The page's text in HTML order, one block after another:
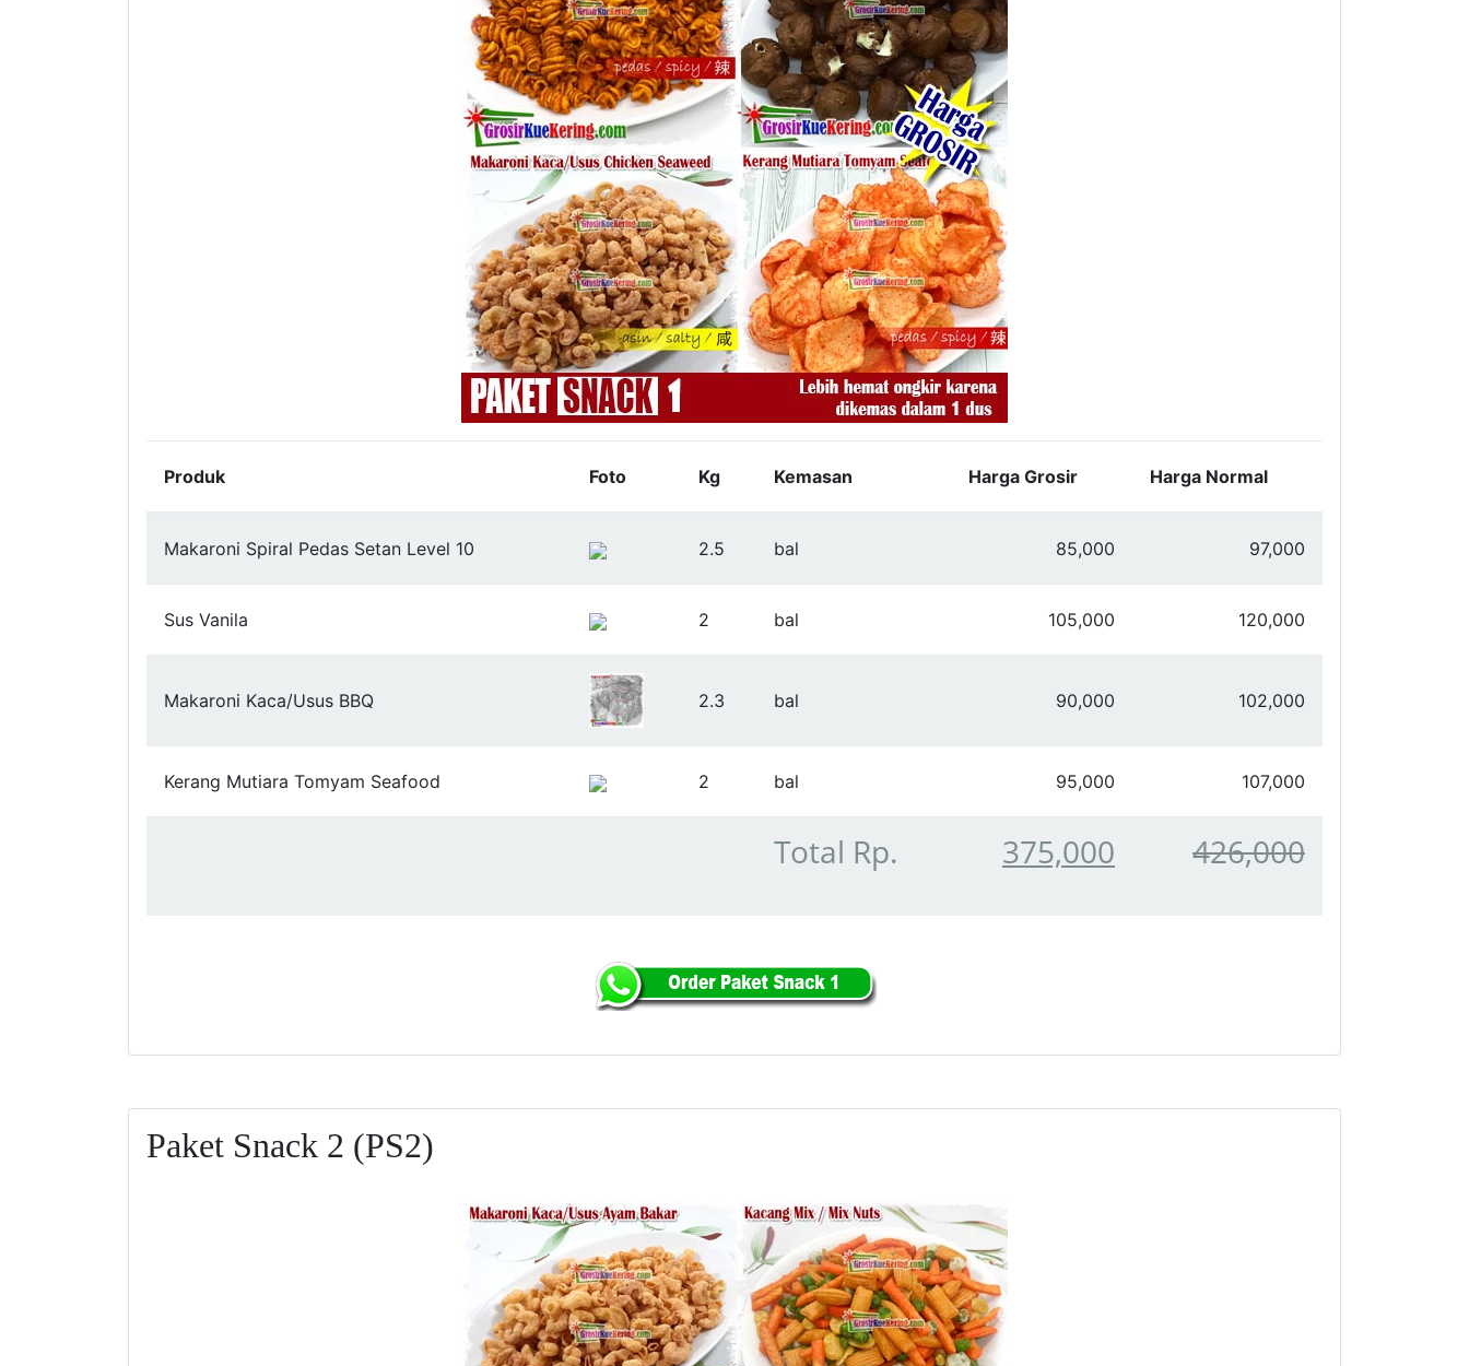
Produk Foto Kg Kemasan Harga Grosir Harga Normal
Makaroni Spiral Pedas Setan Level 10 2.5 bal 85,000 97,000
Sus Vanila 2 bal 105,000 120,000
Makaroni Kaca/Usus BBQ 2.3 bal 90,000 102,000
Kerang Mutiara Tomyam Seafood 2 bal 95,000 107,000
Total Rp. 375,000 426,000
Paket Snack 2 (PS2)